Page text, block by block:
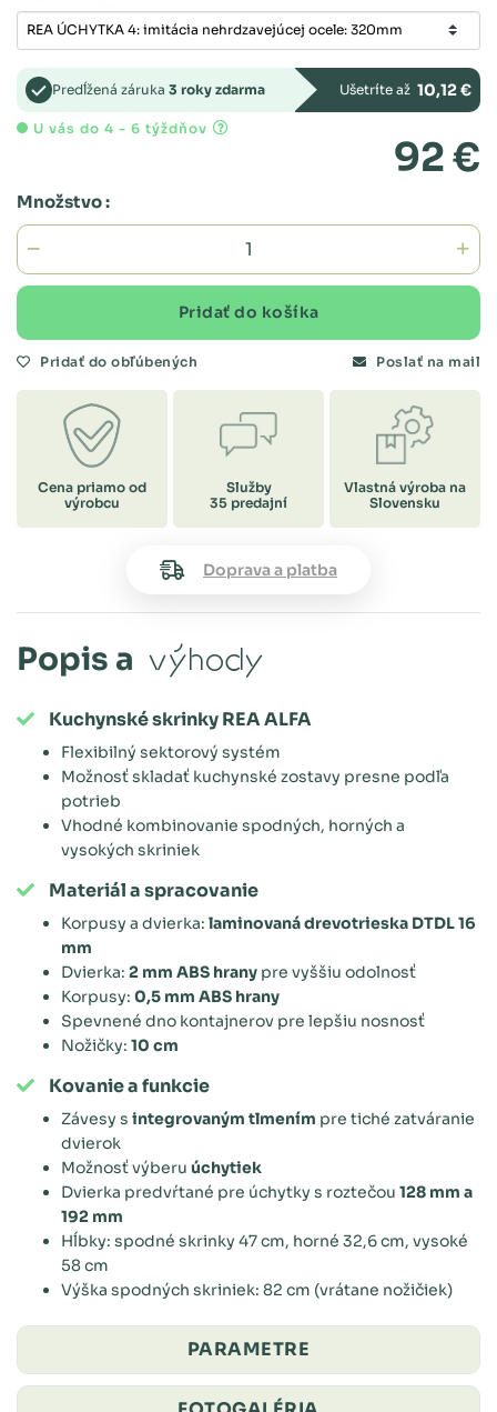
Predĺžená záruka 3 roky zdarma Ušetríte až 10,12 €
U vás do 4 - 6 týždňov
92 €
Množstvo :
Pridať do košíka
Pridať do obľúbených Poslať na mail
Cena priamo od
výrobcu
Služby
35 predajní
Vlastná výroba na
Slovensku
Doprava a platba
Popis a výhody
Kuchynské skrinky REA ALFA
Flexibilný sektorový systém
Možnosť skladať kuchynské zostavy presne podľa
potrieb
Vhodné kombinovanie spodných, horných a
vysokých skriniek
Materiál a spracovanie
Korpusy a dvierka: laminovaná drevotrieska DTDL 16
mm
Dvierka: 2 mm ABS hrany pre vyššiu odolnosť
Korpusy: 0,5 mm ABS hrany
Spevnené dno kontajnerov pre lepšiu nosnosť
Nožičky: 10 cm
Kovanie a funkcie
Závesy s integrovaným tlmením pre tiché zatváranie
dvierok
Možnosť výberu úchytiek
Dvierka predvŕtané pre úchytky s roztečou 128 mm a
192 mm
Hĺbky: spodné skrinky 47 cm, horné 32,6 cm, vysoké
58 cm
Výška spodných skriniek: 82 cm (vrátane nožičiek)
PARAMETRE